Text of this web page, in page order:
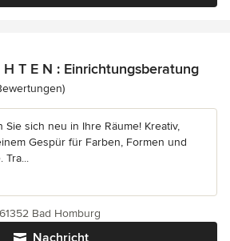
T E N : Einrichtungsberatung
4.9 von 5 Sternen
Sie sich neu in Ihre Räume! Kreativ,
Gespür für Farben, Formen und
Tra...
Nachricht
Bad Homburg